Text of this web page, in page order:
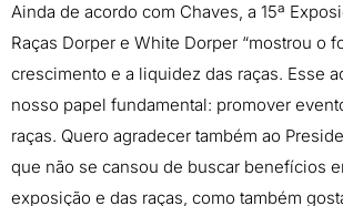
Ainda de acordo com Chaves, a 15ª
Raças Dorper e White Dorper “mostrou o
crescimento e a liquidez das raças. Esse
nosso papel fundamental: promover
raças. Quero agradecer também ao
que não se cansou de buscar benefícios
exposição e das raças, como também